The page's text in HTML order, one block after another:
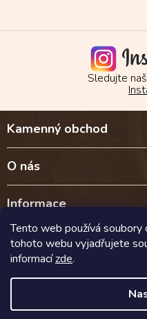
Tento web používá soubory
tohoto webu vyjadřujete
informacízde.
Sledujte
Z
p
Kamenný obchod
O nás
Informace
Kontakt
Doprava a platba